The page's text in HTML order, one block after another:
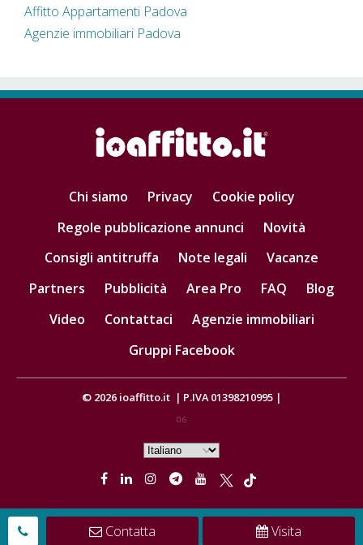
Contatta Visita
Affitto Appartamenti Padova
Agenzie immobiliari Padova
Chi siamo Privacy
Cookie policy
Regole pubblicazione annunci
Novità
Consigli antitruffa
Note legali
Vacanze
Partners
Pubblicità Area Pro FAQ
Blog
Video
Contattaci
Agenzie immobiliari
Gruppi Facebook
© 2026 ioaffitto.it | P.IVA 01398210995 |
0.6